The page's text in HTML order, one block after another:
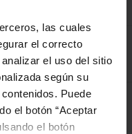
las cuales
el correcto
el uso del sitio
según su
Puede
el botón “Aceptar
el botón
sin crianza, indicados
sido vendimiados o
y crianza?
casos de losvinos
de roble para su
que desarrollen los
joven?